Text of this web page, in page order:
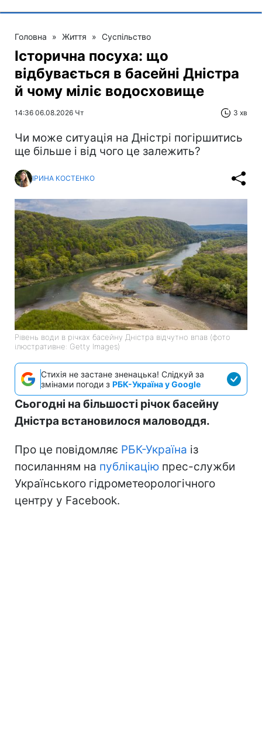
Головна » Життя » Суспільство
Історична посуха: що
відбувається в басейні Дністра
й чому міліє водосховище
14:36 06.08.2026 Чт 3 хв
Чи може ситуація на Дністрі погіршитись
ще більше і від чого це залежить?
ІРИНА КОСТЕНКО
Рівень води в річках басейну Дністра відчутно впав (фото
ілюстративне: Getty Images)
Стихія не застане зненацька! Слідкуй за
змінами погоди з РБК-Україна у Google
Сьогодні на більшості річок басейну
Дністра встановилося маловоддя.
Про це повідомляє РБК-Україна із
посиланням на публікацію прес-служби
Українського гідрометеорологічного
центру у Facebook.